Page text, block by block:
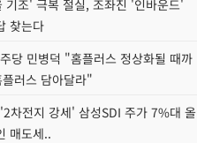
기조' 극복 절실, 조좌진 '인바운드'
찾는다
당 민병덕 "홈플러스 정상화될 때까
러스 담아달라"
차전지 강세' 삼성SDI 주가 7%대 올
매도세..